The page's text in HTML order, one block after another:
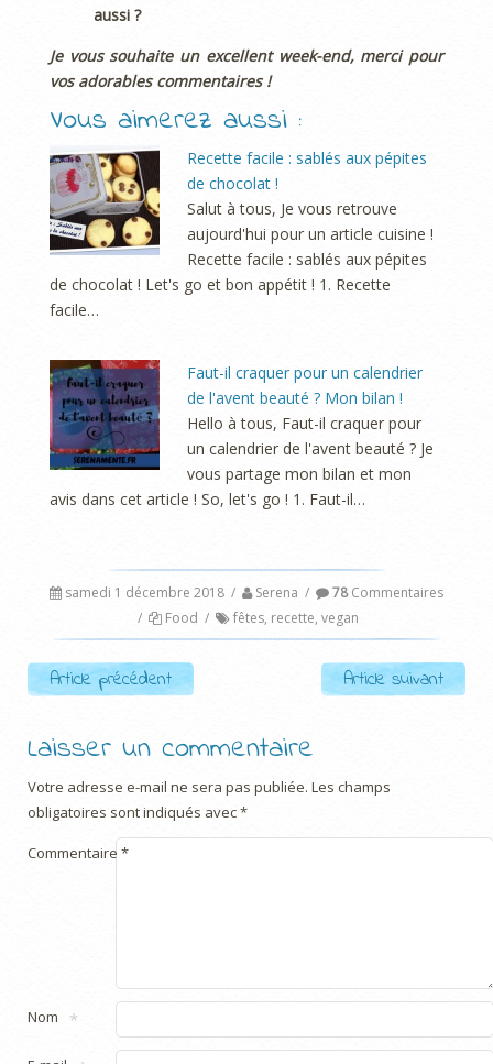
aussi ?
Je vous souhaite un excellent week-end, merci pour
vos adorables commentaires !
Vous aimerez aussi :
Recette facile : sablés aux pépites
de chocolat !
Salut à tous, Je vous retrouve
aujourd'hui pour un article cuisine !
Recette facile : sablés aux pépites
de chocolat ! Let's go et bon appétit ! 1. Recette
facile…
Faut-il craquer pour un calendrier
de l'avent beauté ? Mon bilan !
Hello à tous, Faut-il craquer pour
un calendrier de l'avent beauté ? Je
vous partage mon bilan et mon
avis dans cet article ! So, let's go ! 1. Faut-il…
samedi 1 décembre 2018 / Serena / 78Commentaires
/
Food / fêtes, recette, vegan
Post navigation
Article précédent Article suivant
Laisser un commentaire
Votre adresse e-mail ne sera pas publiée. Les champs
obligatoires sont indiqués avec*
Commentaire *
Nom *